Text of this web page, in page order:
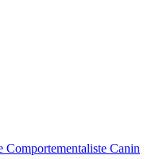
Comportementaliste Canin